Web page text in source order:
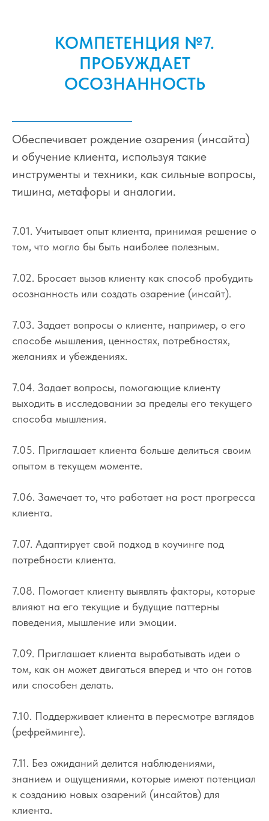
КОМПЕТЕНЦИЯ №7.
ПРОБУЖДАЕТ
ОСОЗНАННОСТЬ
Обеспечивает рождение озарения (инсайта)
и обучение клиента, используя такие
инструменты и техники, как сильные вопросы,
тишина, метафоры и аналогии.
7.01. Учитывает опыт клиента, принимая решение о
том, что могло бы быть наиболее полезным.
7.02. Бросает вызов клиенту как способ пробудить
осознанность или создать озарение (инсайт).
7.03. Задает вопросы о клиенте, например, о его
способе мышления, ценностях, потребностях,
желаниях и убеждениях.
7.04. Задает вопросы, помогающие клиенту
выходить в исследовании за пределы его текущего
способа мышления.
7.05. Приглашает клиента больше делиться своим
опытом в текущем моменте.
7.06. Замечает то, что работает на рост прогресса
клиента.
7.07. Адаптирует свой подход в коучинге под
потребности клиента.
7.08. Помогает клиенту выявлять факторы, которые
влияют на его текущие и будущие паттерны
поведения, мышление или эмоции.
7.09. Приглашает клиента вырабатывать идеи о
том, как он может двигаться вперед и что он готов
или способен делать.
7.10. Поддерживает клиента в пересмотре взглядов
(рефрейминге).
7.11. Без ожиданий делится наблюдениями,
знанием и ощущениями, которые имеют потенциал
к созданию новых озарений (инсайтов) для
клиента.